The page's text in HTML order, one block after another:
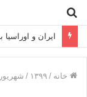
برای
خانه / ۱۳۹۹ / شهریور